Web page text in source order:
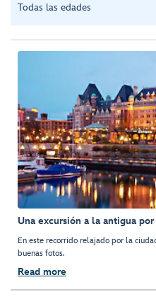
Todas las edades
Una excursión a la antigua
En este recorrido relajado por la
buenas fotos.
Read more